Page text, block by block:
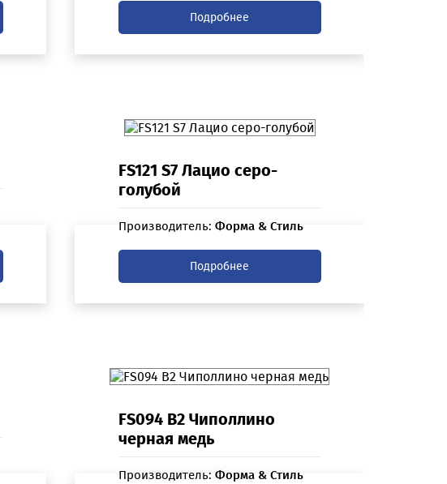
Подробнее
FS121 S7 Лацио серо-
голубой
Производитель: Форма & Стиль
Подробнее
FS094 B2 Чиполлино
черная медь
Производитель: Форма & Стиль